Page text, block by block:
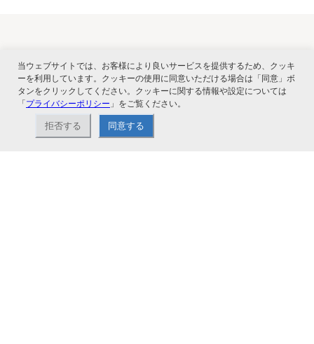
関連サービス
当ウェブサイトでは、お客様により良いサービスを提供するため、クッキ
ーを利用しています。クッキーの使用に同意いただける場合は「同意」ボ
タンをクリックしてください。クッキーに関する情報や設定については
「プライバシーポリシー 」をご覧ください。
拒否する 同意する